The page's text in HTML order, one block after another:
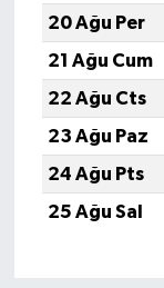
20 Ağu Per
21 Ağu Cum
22 Ağu Cts
23 Ağu Paz
24 Ağu Pts
25 Ağu Sal